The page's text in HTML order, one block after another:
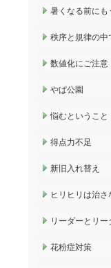
暑くなる前にも
秩序と規律の中
数値化にご注意
やぱ公園
悩むということ
得点力不足
新旧入れ替え
ヒリヒリは治さ
リーダーとリ
花粉症対策